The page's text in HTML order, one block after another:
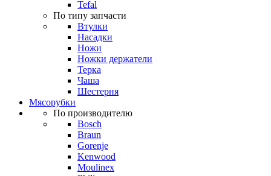
Tefal
По типу запчасти
Втулки
Насадки
Ножи
Ножки держатели
Терка
Чаша
Шестерня
Мясорубки
По производителю
Bosch
Braun
Gorenje
Kenwood
Moulinex